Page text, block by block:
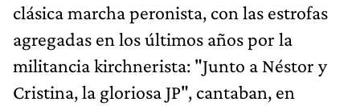
clásica marcha peronista, con las estrofas
agregadas en los últimos años por la
militancia kirchnerista: "Junto a Néstor y
Cristina, la gloriosa JP", cantaban, en